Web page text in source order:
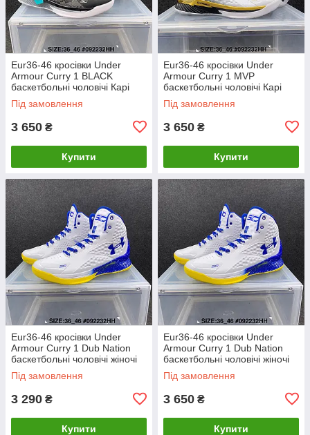
Eur36-46 кросівки Under
Armour Curry 1 BLACK
баскетбольні чоловічі Карі
Під замовлення
3 650 ₴
Купити
Eur36-46 кросівки Under
Armour Curry 1 MVP
баскетбольні чоловічі Карі
Під замовлення
3 650 ₴
Купити
Eur36-46 кросівки Under
Armour Curry 1 Dub Nation
баскетбольні чоловічі жіночі
Карі Жіноча, дитяча (Eur36-
39)
Під замовлення
3 290 ₴
Купити
Eur36-46 кросівки Under
Armour Curry 1 Dub Nation
баскетбольні чоловічі жіночі
Каррі
Під замовлення
3 650 ₴
Купити